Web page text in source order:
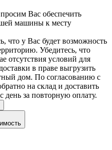
Вас обеспечить
машины к месту
что у Вас будет возможность
Убедитесь, что
отсутствия условий для
в праве выгрузить
дом. По согласованию с
на склад и доставить
день за повторную оплату.